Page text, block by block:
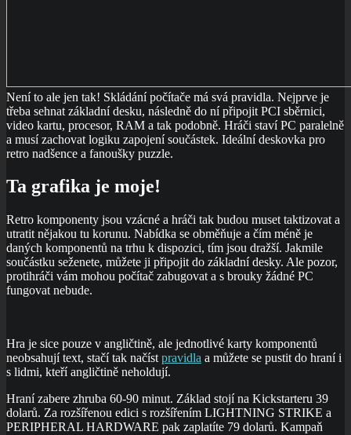
Není to ale jen tak! Skládání počítače má svá pravidla. Nejprve je
třeba sehnat základní desku, následně do ní připojit PCI sběrnici,
video kartu, procesor, RAM a tak podobně. Hráči staví PC paralelně
a musí zachovat logiku zapojení součástek. Ideální deskovka pro
retro nadšence a fanoušky puzzle.
Ta grafika je moje!
Retro komponenty jsou vzácné a hráči tak budou muset taktizovat a
utratit nějakou tu korunu. Nabídka se obměňuje a čím méně je
daných komponentů na trhu k dispozici, tím jsou dražší. Jakmile
součástku seženete, můžete ji připojit do základní desky. Ale pozor,
protihráči vám mohou počítač zabugovat a s brouky žádné PC
fungovat nebude.
Hra je sice pouze v angličtině, ale jednotlivé karty komponentů
neobsahují text, stačí tak načíst pravidla a můžete se pustit do hraní i
s lidmi, kteří angličtině neholdují.
Hraní zabere zhruba 60-90 minut. Základ stojí na Kickstarteru 39
dolarů. Za rozšířenou edici s rozšířením LIGHTNING STRIKE a
PERIPHERAL HARDWARE pak zaplatíte 79 dolarů. Kampaň